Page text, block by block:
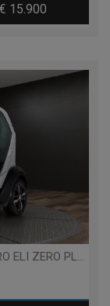
€ 15.900
Eli elettric ELI ZERO ELI ZERO PLUS + TABLET - 14 ANNI